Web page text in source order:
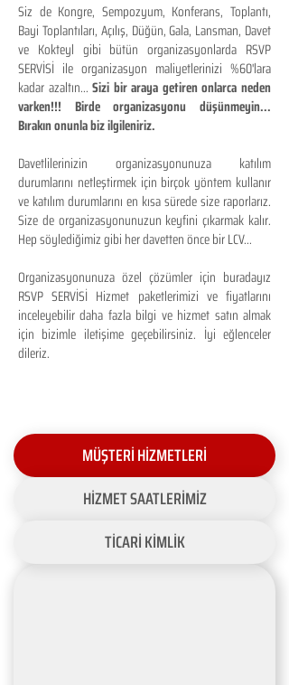
Siz de Kongre, Sempozyum, Konferans, Toplantı,
Bayi Toplantıları, Açılış, Düğün, Gala, Lansman, Davet
ve Kokteyl gibi bütün organizasyonlarda RSVP
SERVİSİ ile organizasyon maliyetlerinizi %60'lara
kadar azaltın...Sizi bir araya getiren onlarca neden
varken!!! Birde organizasyonu düşünmeyin...
Bırakın onunla biz ilgileniriz.
Davetlilerinizin organizasyonunuza katılım
durumlarını netleştirmek için birçok yöntem kullanır
ve katılım durumlarını en kısa sürede size raporlarız.
Size de organizasyonunuzun keyfini çıkarmak kalır.
Hep söylediğimiz gibi her davetten önce bir LCV...
Organizasyonunuza özel çözümler için buradayız
RSVP SERVİSİ Hizmet paketlerimizi ve fiyatlarını
inceleyebilir daha fazla bilgi ve hizmet satın almak
için bizimle iletişime geçebilirsiniz. İyi eğlenceler
dileriz.
MÜŞTERİ HİZMETLERİ
HİZMET SAATLERİMİZ
TİCARİ KİMLİK